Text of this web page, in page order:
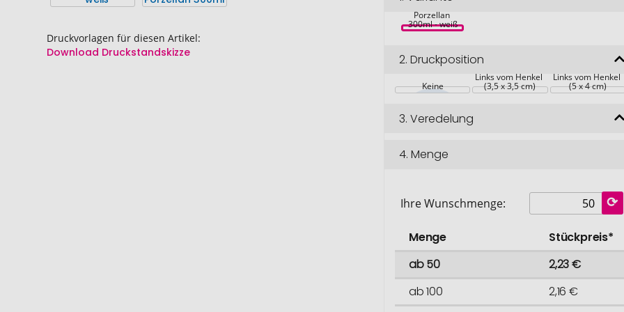
springen
Druckvorlagen für diesen Artikel:
Download Druckstandskizze
springen
Porzellan
300ml - weiß
2.Druckposition
Keine
Links vom Henkel
(3,5 x 3,5 cm)
Links vom Henkel
(5 x 4 cm)
3.Veredelung
4.Menge
Ihre Wunschmenge:
Menge
Stückpreis*
ab 50
2,23 €
ab 100
2,16 €